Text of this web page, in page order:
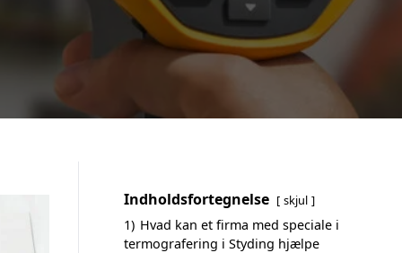
Indholdsfortegnelse skjul
1) Hvad kan et firma med speciale i
termografering i Styding hjælpe